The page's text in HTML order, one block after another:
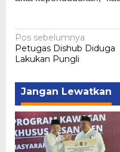
Navigasi
pos
Pos sebelumnya
Petugas Dishub Diduga
Lakukan Pungli
Jangan Lewatkan